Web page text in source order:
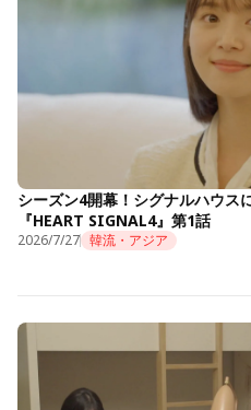
シーズン4開幕！シグナルハウス
『HEART SIGNAL4』第1話
2026/7/27 韓流・アジア